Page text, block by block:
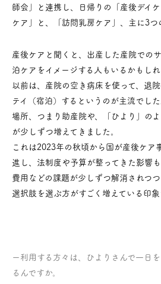
師会」と連携し、日帰りの「産後デイ
ケア」と、「訪問乳房ケア」、主に3つ
産後ケアと聞くと、出産した産院での
泊ケアをイメージする人もいるかもしれ
以前は、産院の空き病床を使って、退
テイ（宿泊）するというのが主流でし
場所、つまり助産院や、「ひより」の
が少しずつ増えてきました。
これは2023年の秋頃から国が産後ケア
進し、法制度や予算が整ってきた影響も
費用などの課題が少しずつ解消されつ
選択肢を選ぶ方がすごく増えている印象
ー利用する方々は、ひよりさんで一日
るんですか。